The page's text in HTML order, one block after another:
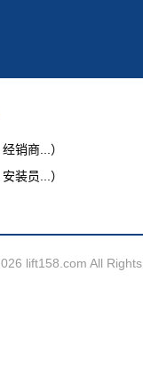
销商...）
装员...）
lift158.com All